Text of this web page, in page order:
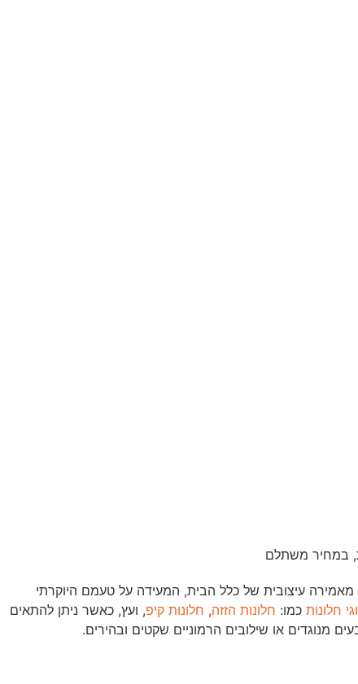
במחיר משתלם
עיצובית של כלל הבית, המעידה על טעמם היוקרתי
חלונות כמו: חלונות הזזה, חלונות קיפ, ועץ, כאשר ניתן להתאים
מנוגדים או שילובים הרמוניים שקטים ובהירים.